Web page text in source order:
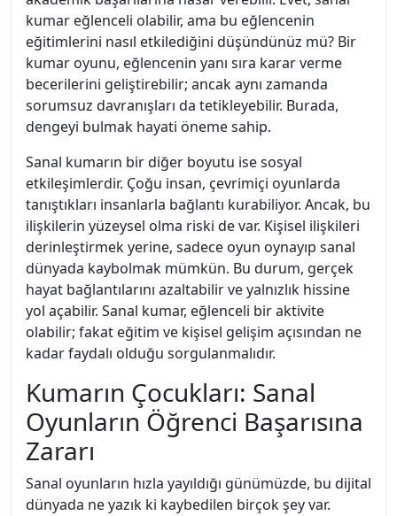
kumar eğlenceli olabilir, ama bu eğlencenin
eğitimlerini nasıl etkilediğini düşündünüz mü? Bir
kumar oyunu, eğlencenin yanı sıra karar verme
becerilerini geliştirebilir; ancak aynı zamanda
sorumsuz davranışları da tetikleyebilir. Burada,
dengeyi bulmak hayati öneme sahip.
Sanal kumarın bir diğer boyutu ise sosyal
etkileşimlerdir. Çoğu insan, çevrimiçi oyunlarda
tanıştıkları insanlarla bağlantı kurabiliyor. Ancak, bu
ilişkilerin yüzeysel olma riski de var. Kişisel ilişkileri
derinleştirmek yerine, sadece oyun oynayıp sanal
dünyada kaybolmak mümkün. Bu durum, gerçek
hayat bağlantılarını azaltabilir ve yalnızlık hissine
yol açabilir. Sanal kumar, eğlenceli bir aktivite
olabilir; fakat eğitim ve kişisel gelişim açısından ne
kadar faydalı olduğu sorgulanmalıdır.
Kumarın Çocukları: Sanal
Oyunların Öğrenci Başarısına
Zararı
Sanal oyunların hızla yayıldığı günümüzde, bu dijital
dünyada ne yazık ki kaybedilen birçok şey var.